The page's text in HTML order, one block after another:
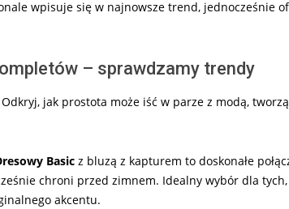
wpisuje się w najnowsze trend, jednocześnie
– sprawdzamy trendy
jak prostota może iść w parze z modą,
Basic z bluzą z kapturem to doskonałe
chroni przed zimnem. Idealny wybór dla
akcentu.